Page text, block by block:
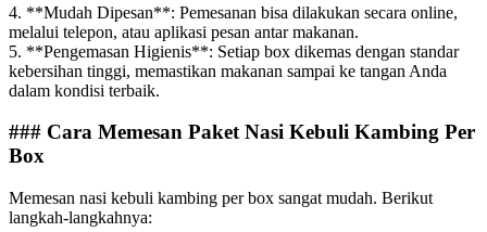
4. **Mudah Dipesan**: Pemesanan bisa dilakukan secara online,
melalui telepon, atau aplikasi pesan antar makanan.
5. **Pengemasan Higienis**: Setiap box dikemas dengan standar
kebersihan tinggi, memastikan makanan sampai ke tangan Anda
dalam kondisi terbaik.
### Cara Memesan Paket Nasi Kebuli Kambing Per
Box
Memesan nasi kebuli kambing per box sangat mudah. Berikut
langkah-langkahnya: